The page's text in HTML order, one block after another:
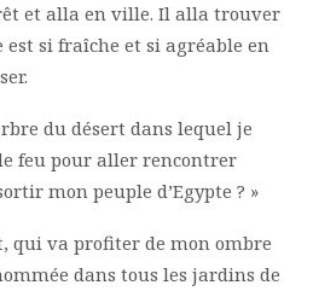
et alla en ville. Il alla trouver
est si fraîche et si agréable en
du désert dans lequel je
feu pour aller rencontrer
mon peuple d’Egypte ? »
qui va profiter de mon ombre
dans tous les jardins de